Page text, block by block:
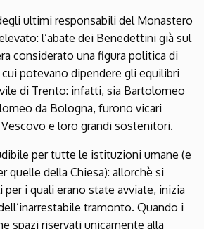
ultimi responsabili del Monastero
l’abate dei Benedettini già sul
considerato una figura politica di
potevano dipendere gli equilibri
di Trento: infatti, sia Bartolomeo
da Bologna, furono vicari
e loro grandi sostenitori.
per tutte le istituzioni umane (e
quelle della Chiesa): allorchè si
i quali erano state avviate, inizia
tramonto. Quando i
spazi riservati unicamente alla